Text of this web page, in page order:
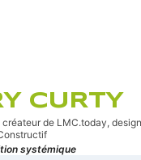
CURTY
de LMC.today,
systémique